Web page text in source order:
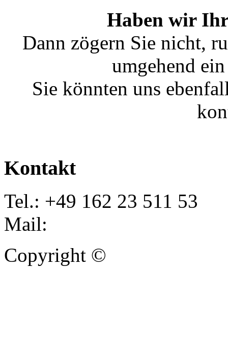
Haben wir Ihr
Dann zögern Sie nicht,
umgehend
Sie könnten uns
Kontakt
Tel.: +49 162 23 511 53
Mail:
Copyright ©